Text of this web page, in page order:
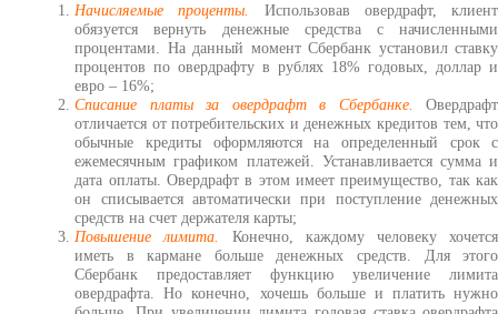
Начисляемые проценты.
Использовав овердрафт, клиент
обязуется вернуть денежные средства с начисленными
процентами. На данный момент Сбербанк установил ставку
процентов по овердрафту в рублях 18% годовых, доллар и
евро – 16%;
Списание платы за овердрафт в Сбербанке.
Овердрафт
отличается от потребительских и денежных кредитов тем, что
обычные кредиты оформляются на определенный срок с
ежемесячным графиком платежей. Устанавливается сумма и
дата оплаты. Овердрафт в этом имеет преимущество, так как
он списывается автоматически при поступление денежных
средств на счет держателя карты;
Повышение лимита.
Конечно, каждому человеку хочется
иметь в кармане больше денежных средств. Для этого
Сбербанк предоставляет функцию увеличение лимита
овердрафта. Но конечно, хочешь больше и платить нужно